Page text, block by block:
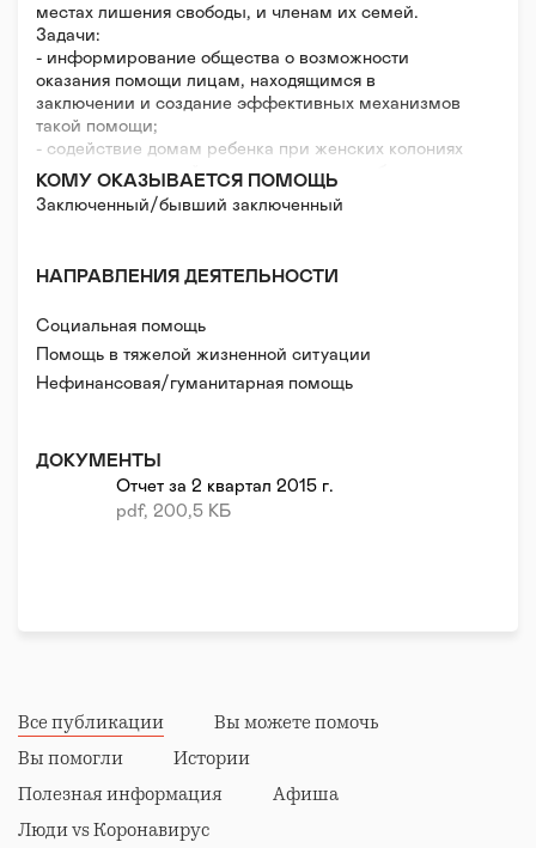
местах лишения свободы, и членам их семей.
Задачи:
- информирование общества о возможности
оказания помощи лицам, находящимся в
заключении и создание эффективных механизмов
такой помощи;
- содействие домам ребенка при женских колониях
в создании условий для совместного пребывания
матери и ребенка, полноценного развития детей и
организации дополнительного медицинского
иной помощи осужденным и членам их семей;
неволе путем оказания материальной и технической
помощи исправительным учреждениям.
КОМУ ОКАЗЫВАЕТСЯ ПОМОЩЬ
Заключенный/бывший заключенный
НАПРАВЛЕНИЯ ДЕЯТЕЛЬНОСТИ
Социальная помощь
Помощь в тяжелой жизненной ситуации
Нефинансовая/гуманитарная помощь
ДОКУМЕНТЫ
Отчет за 2 квартал 2015 г.
pdf, 200,5 КБ
Все публикации
Вы можете помочь
Вы помогли
Истории
Полезная информация
Афиша
Люди vs Коронавирус